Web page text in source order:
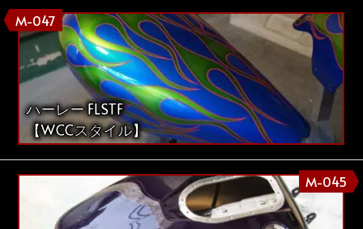
M-047
ハーレー FLSTF
【WCCスタイル】
M-045